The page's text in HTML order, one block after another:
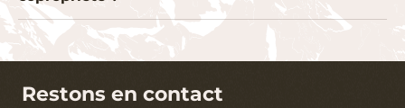
Restons en contact